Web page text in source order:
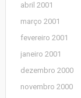
abril 2001
março 2001
fevereiro 2001
janeiro 2001
dezembro 2000
novembro 2000